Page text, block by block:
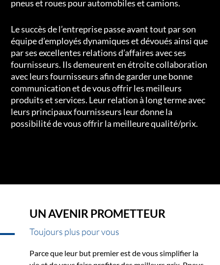
pneus et roues pour automobiles et camions.
Le succès de l’entreprise passe avant tout par son
équipe d’employés dynamiques et dévoués ainsi que
par ses excellentes relations d’affaires avec ses
fournisseurs. Ils demeurent en étroite collaboration
avec leurs fournisseurs afin de garder une bonne
communication et de vous offrir les meilleurs
produits et services. Leur relation à long terme avec
leurs principaux fournisseurs leur donne la
possibilité de vous offrir la meilleure qualité/prix.
UN AVENIR PROMETTEUR
Toujours plus pour vous
Parce que leur but premier est de vous simplifier la